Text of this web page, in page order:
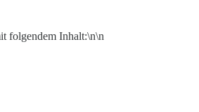
folgendem Inhalt:\n\n